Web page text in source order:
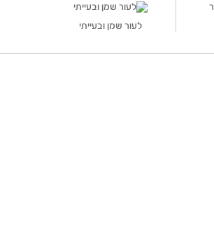
לעור שמן ובעייתי